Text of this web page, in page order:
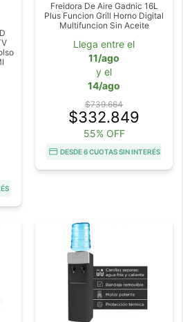
Freidora De Aire Gadnic 16L
Plus Funcion Grill Horno Digital
Multifuncion Sin Aceite
Llega entre el
11/ago
y el
14/ago
$739.664
$332.849
55% OFF
DESDE 6 CUOTAS SIN INTERÉS